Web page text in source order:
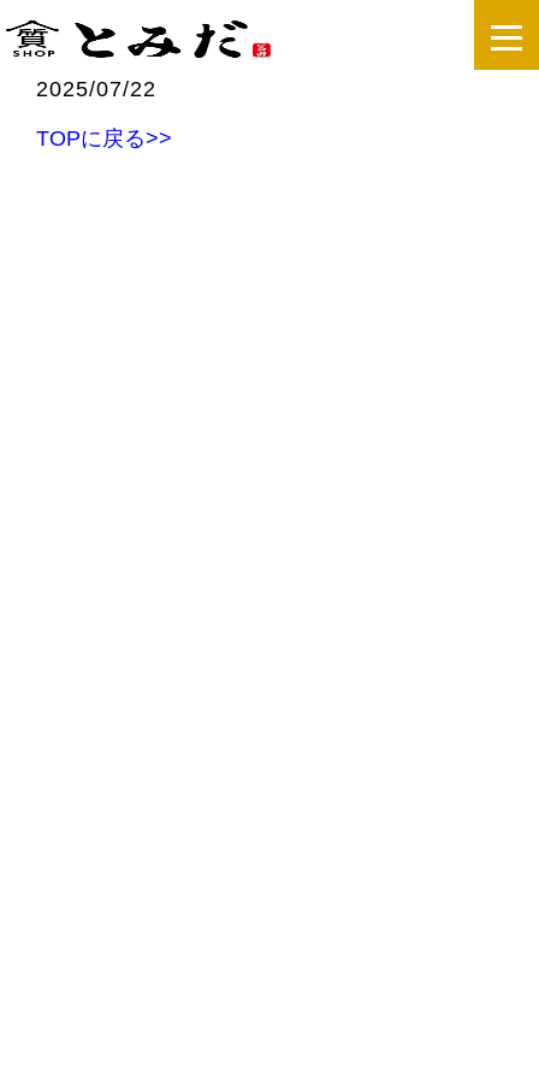
2025/07/22
TOPに戻る>>